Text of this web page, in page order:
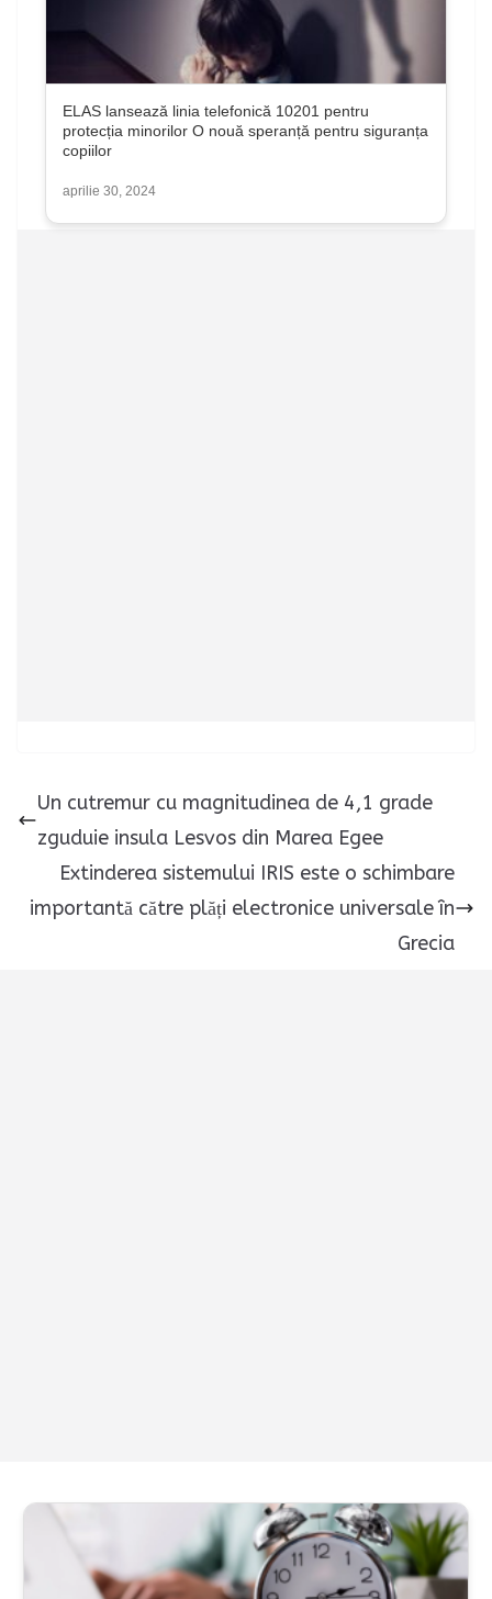
ELAS lansează linia telefonică 10201 pentru
protecția minorilor O nouă speranță pentru siguranța
copiilor
aprilie 30, 2024
Un cutremur cu magnitudinea de 4,1 grade
zguduie insula Lesvos din Marea Egee
Extinderea sistemului IRIS este o schimbare
importantă către plăți electronice universale în
Grecia